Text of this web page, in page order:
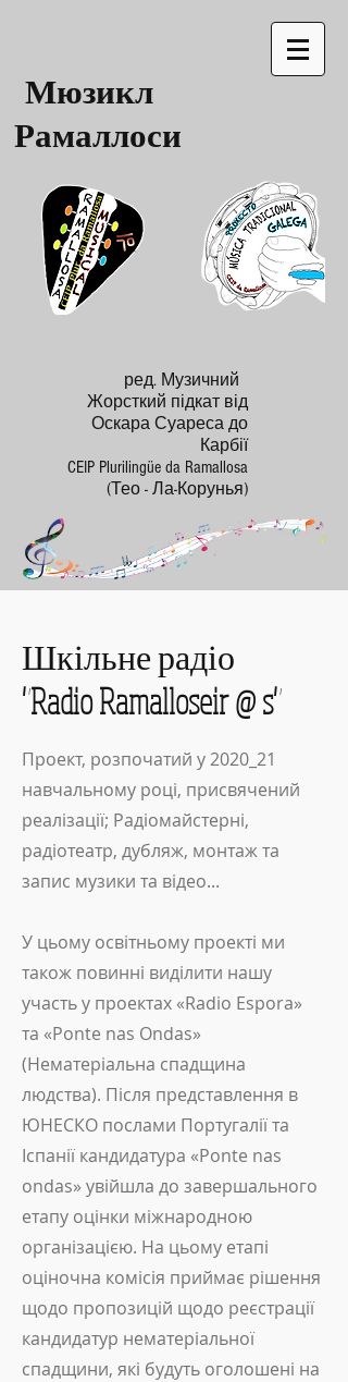
Мюзикл
Рамаллоси
ред. Музичний
Жорсткий підкат від
Оскара Суареса до
Карбії
CEIP Plurilingüe da Ramallosa
(Тео - Ла-Корунья)
Шкільне радіо
"Radio Ramalloseir @ s"
Проект, розпочатий у 2020_21
навчальному році, присвячений
реалізації; Радіомайстерні,
радіотеатр, дубляж, монтаж та
запис музики та відео...
У цьому освітньому проекті ми
також повинні виділити нашу
участь у проектах «Radio Espora»
та «Ponte nas Ondas»
(Нематеріальна спадщина
людства). Після представлення в
ЮНЕСКО послами Португалії та
Іспанії кандидатура «Ponte nas
ondas» увійшла до завершального
етапу оцінки міжнародною
організацією. На цьому етапі
оціночна комісія приймає рішення
щодо пропозицій щодо реєстрації
кандидатур нематеріальної
спадщини, які будуть оголошені на